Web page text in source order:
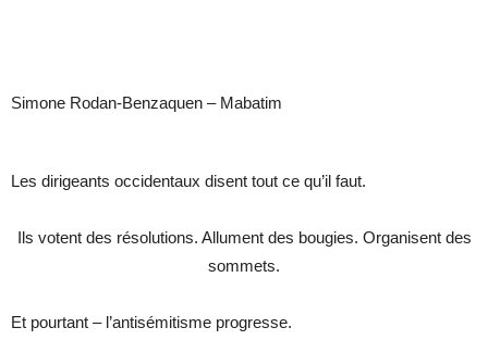
Simone Rodan-Benzaquen – Mabatim
Les dirigeants occidentaux disent tout ce qu’il faut.
Ils votent des résolutions. Allument des bougies. Organisent des
sommets.
Et pourtant – l’antisémitisme progresse.